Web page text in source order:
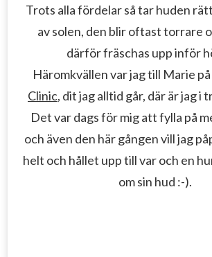
Trots alla fördelar så tar huden
av solen, den blir oftast torrare
därför fräschas upp inför
Häromkvällen var jag till Marie på
Clinic, dit jag alltid går, där är jag i
Det var dags för mig att fylla på
och även den här gången vill jag
helt och hållet upp till var och en
om sin hud :-).